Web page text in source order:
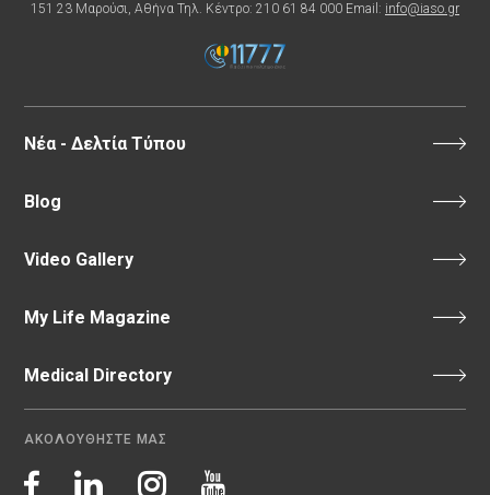
151 23 Μαρούσι, Αθήνα Τηλ. Κέντρο: 210 61 84 000 Email: info@iaso.gr
Νέα - Δελτία Τύπου
Blog
Video Gallery
My Life Magazine
Medical Directory
ΑΚΟΛΟΥΘΗΣΤΕ ΜΑΣ